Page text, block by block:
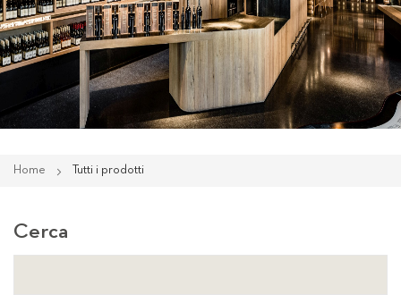
Home Tutti i prodotti
Cerca